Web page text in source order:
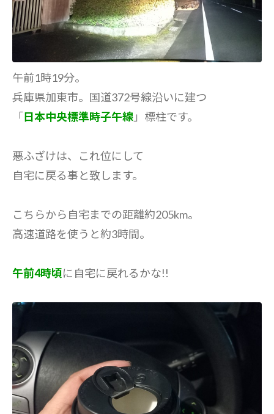
午前1時19分。
兵庫県加東市。国道372号線沿いに建つ
「日本中央標準時子午線 」標柱です。
悪ふざけは、これ位にして
自宅に戻る事と致します。
こちらから自宅までの距離約205km。
高速道路を使うと約3時間。
午前4時頃に自宅に戻れるかな!!